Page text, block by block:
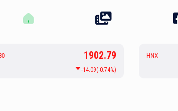
1902.79
-14.09(-0.74%)
HNX